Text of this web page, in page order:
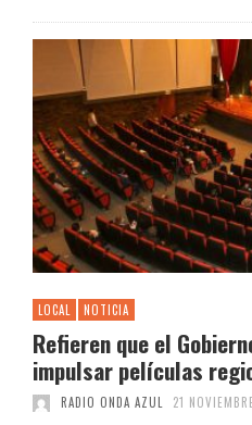
LOCAL NOTICIA
Refieren que el
impulsar películas
RADIO ONDA AZUL 21